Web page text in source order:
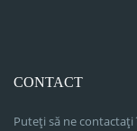
CONTACT
Puteți să ne